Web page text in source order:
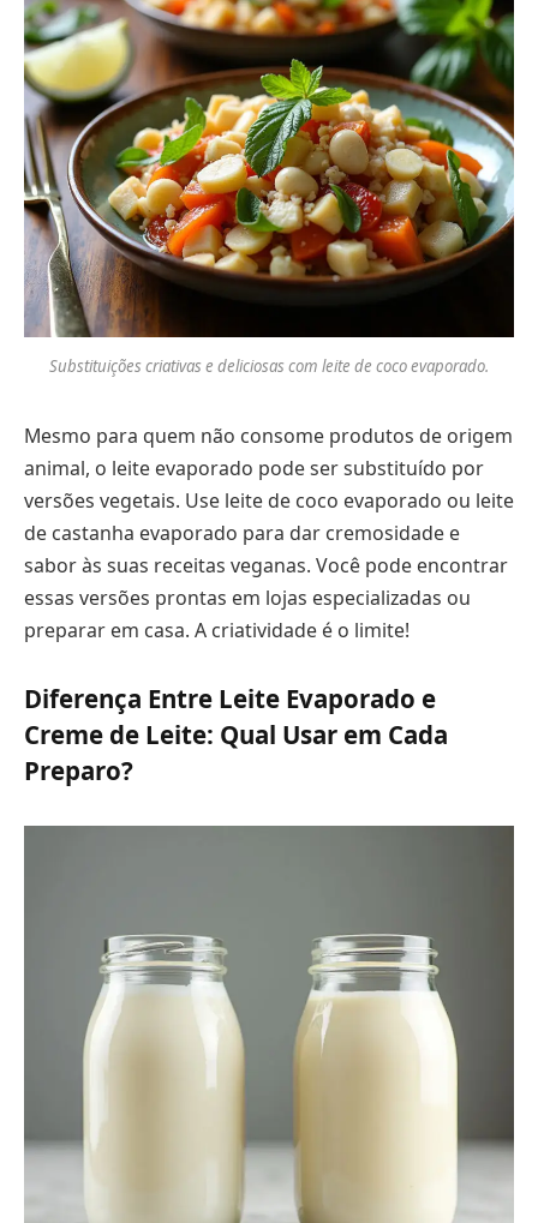
Substituições criativas e deliciosas com leite de coco evaporado.
Mesmo para quem não consome produtos de origem
animal, o leite evaporado pode ser substituído por
versões vegetais. Use leite de coco evaporado ou leite
de castanha evaporado para dar cremosidade e
sabor às suas receitas veganas. Você pode encontrar
essas versões prontas em lojas especializadas ou
preparar em casa. A criatividade é o limite!
Diferença Entre Leite Evaporado e
Creme de Leite: Qual Usar em Cada
Preparo?